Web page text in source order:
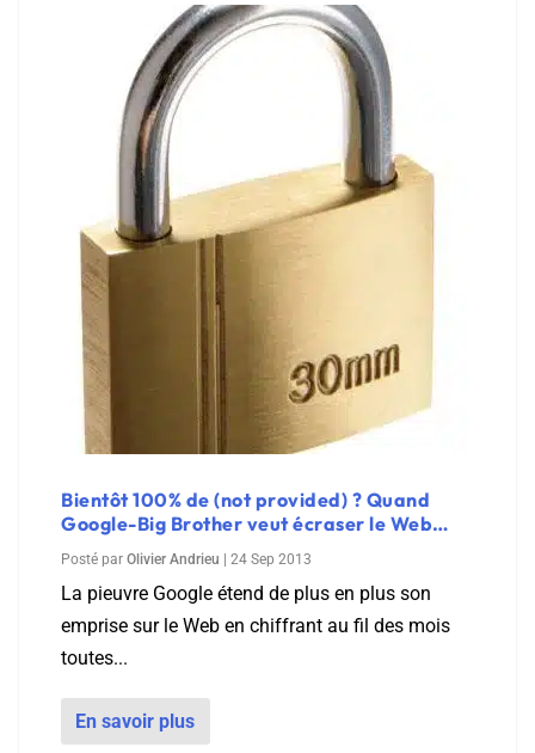
Bientôt 100% de (not provided) ? Quand
Google-Big Brother veut écraser le Web…
Posté par Olivier Andrieu | 24 Sep 2013
La pieuvre Google étend de plus en plus son
emprise sur le Web en chiffrant au fil des mois
toutes...
En savoir plus